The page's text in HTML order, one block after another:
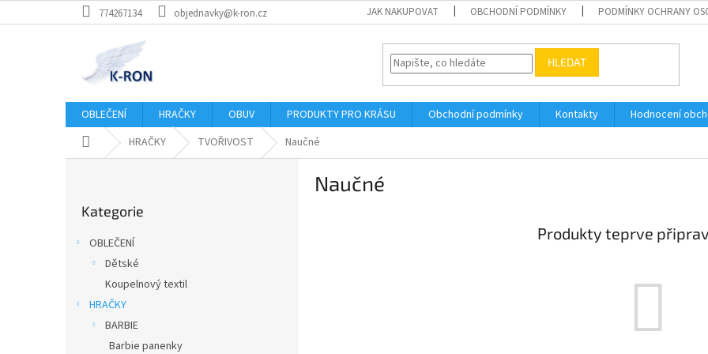
na
774267134 objednavky@k-ron.cz JAK NAKUPOVAT OBCHODNÍ PODMÍNKY PODMÍNKY OCHRANY
HLEDAT
OBLEČENÍ HRAČKY OBUV PRODUKTY PRO KRÁSU Obchodní podmínky Kontakty Hodnocení
Domů HRAČKY TVOŘIVOST Naučné
kategorie
Kategorie
OBLEČENÍ
Dětské
Koupelnový textil
HRAČKY
BARBIE
Barbie panenky
Naučné
Produkty teprve